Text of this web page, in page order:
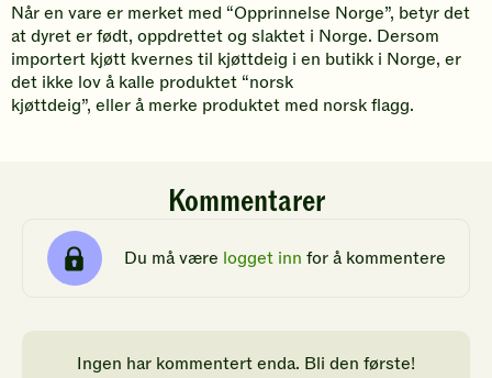
Når en vare er merket med “Opprinnelse Norge”, betyr det
at dyret er født, oppdrettet og slaktet i Norge. Dersom
importert kjøtt kvernes til kjøttdeig i en butikk i Norge, er
det ikke lov å kalle produktet “norsk
kjøttdeig”, elleråmerke produktet med norsk flagg.
Kommentarer
Du må være logget inn for å kommentere
Ingen har kommentert enda. Bli den første!